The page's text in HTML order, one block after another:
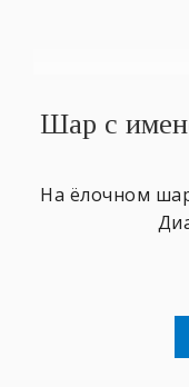
Шар с
На ёлочном